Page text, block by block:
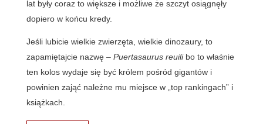
lat były coraz to większe i możliwe że szczyt osiągnęły
dopiero w końcu kredy.
Jeśli lubicie wielkie zwierzęta, wielkie dinozaury, to
zapamiętajcie nazwę – Puertasaurus reuilibo to właśnie
ten kolos wydaje się być królem pośród gigantów i
powinien zająć należne mu miejsce w „top rankingach” i
książkach.